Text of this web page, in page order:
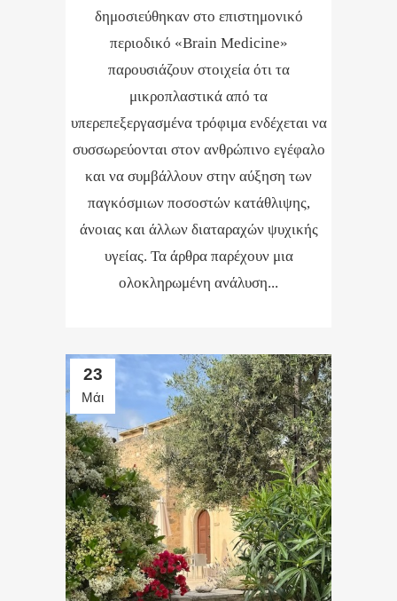
δημοσιεύθηκαν στο επιστημονικό
περιοδικό «Brain Medicine»
παρουσιάζουν στοιχεία ότι τα
μικροπλαστικά από τα
υπερεπεξεργασμένα τρόφιμα ενδέχεται να
συσσωρεύονται στον ανθρώπινο εγέφαλο
και να συμβάλλουν στην αύξηση των
παγκόσμιων ποσοστών κατάθλιψης,
άνοιας και άλλων διαταραχών ψυχικής
υγείας. Τα άρθρα παρέχουν μια
ολοκληρωμένη ανάλυση...
23
Μάι